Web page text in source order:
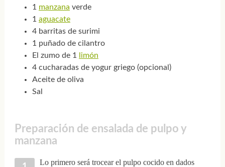
1 manzana verde
1 aguacate
4 barritas de surimi
1 puñado de cilantro
El zumo de 1
limón
4 cucharadas de yogur griego (opcional)
Aceite de oliva
Sal
Preparación de ensalada de pulpo y
manzana
Lo primero será trocear el pulpo cocido en dados